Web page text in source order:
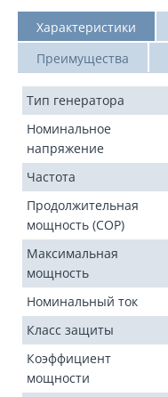
Характеристики
Преимущества
Тип генератора
Номинальное
напряжение
Частота
Продолжительная
мощность (COP)
Максимальная
мощность
Номинальный ток
Класс защиты
Коэффициент
мощности